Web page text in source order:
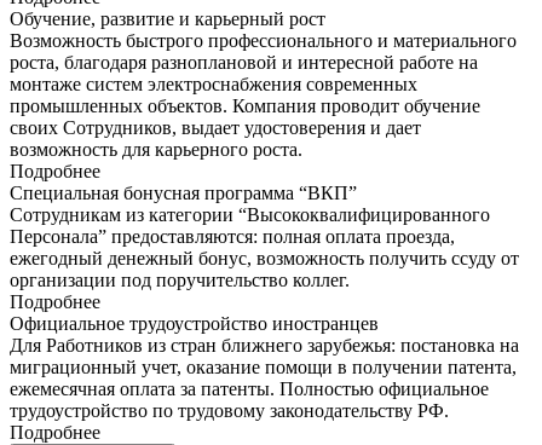
Обучение, развитие и карьерный рост
Возможность быстрого профессионального и материального
роста, благодаря разноплановой и интересной работе на
монтаже систем электроснабжения современных
промышленных объектов. Компания проводит обучение
своих Сотрудников, выдает удостоверения и дает
возможность для карьерного роста.
Подробнее
Специальная бонусная программа “ВКП”
Сотрудникам из категории “Высококвалифицированного
Персонала” предоставляются: полная оплата проезда,
ежегодный денежный бонус, возможность получить ссуду от
организации под поручительство коллег.
Подробнее
Официальное трудоустройство иностранцев
Для Работников из стран ближнего зарубежья: постановка на
миграционный учет, оказание помощи в получении патента,
ежемесячная оплата за патенты. Полностью официальное
трудоустройство по трудовому законодательству РФ.
Подробнее